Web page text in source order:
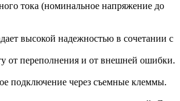
тока (номинальное напряжение до
высокой надежностью в сочетании с
от переполнения и от внешней ошибки.
подключение через съемные клеммы.